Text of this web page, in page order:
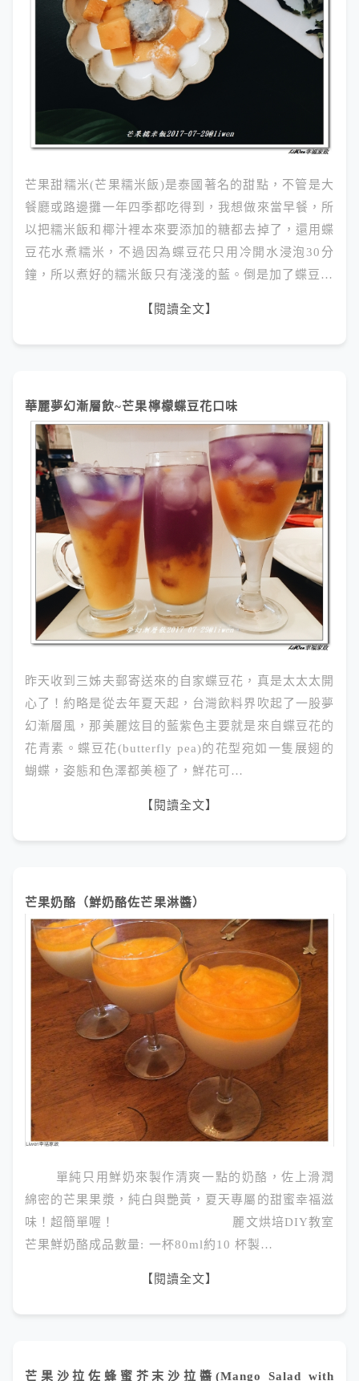
芒果甜糯米(芒果糯米飯)是泰國著名的甜點，不管是大
餐廳或路邊攤一年四季都吃得到，我想做來當早餐，所
以把糯米飯和椰汁裡本來要添加的糖都去掉了，還用蝶
豆花水煮糯米，不過因為蝶豆花只用冷開水浸泡30分
鐘，所以煮好的糯米飯只有淺淺的藍。倒是加了蝶豆…
【閱讀全文】
華麗夢幻漸層飲~芒果檸檬蝶豆花口味
昨天收到三姊夫郵寄送來的自家蝶豆花，真是太太太開
心了！約略是從去年夏天起，台灣飲料界吹起了一股夢
幻漸層風，那美麗炫目的藍紫色主要就是來自蝶豆花的
花青素。蝶豆花(butterfly pea)的花型宛如一隻展翅的
蝴蝶，姿態和色澤都美極了，鮮花可…
【閱讀全文】
芒果奶酪（鮮奶酪佐芒果淋醬）
單純只用鮮奶來製作清爽一點的奶酪，佐上滑潤
綿密的芒果果漿，純白與艷黃，夏天專屬的甜蜜幸福滋
味！超簡單喔！ 麗文烘培DIY教室
芒果鮮奶酪成品數量: 一杯80ml約10 杯製…
【閱讀全文】
芒果沙拉佐蜂蜜芥末沙拉醬(Mango Salad with